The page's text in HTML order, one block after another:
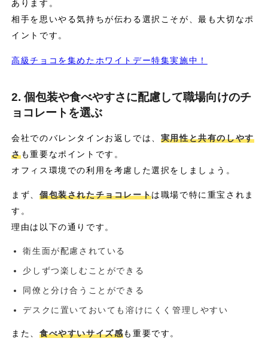
あります。
相手を思いやる気持ちが伝わる選択こそが、最も大切なポ
イントです。
高級チョコを集めたホワイトデー特集実施中！
2. 個包装や食べやすさに配慮して職場向けのチ
ョコレートを選ぶ
会社でのバレンタインお返しでは、 実用性と共有のしやす
さも重要なポイントです。
オフィス環境での利用を考慮した選択をしましょう。
まず、 個包装されたチョコレートは職場で特に重宝されま
す。
理由は以下の通りです。
衛生面が配慮されている
少しずつ楽しむことができる
同僚と分け合うことができる
デスクに置いておいても溶けにくく管理しやすい
また、 食べやすいサイズ感も重要です。